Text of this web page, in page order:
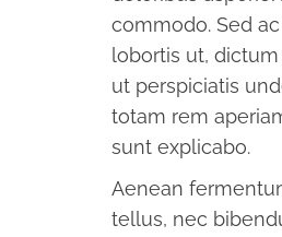
commodo. Sed
lobortis ut,
ut perspiciatis
totam rem
sunt explicabo.
Aenean
tellus, nec